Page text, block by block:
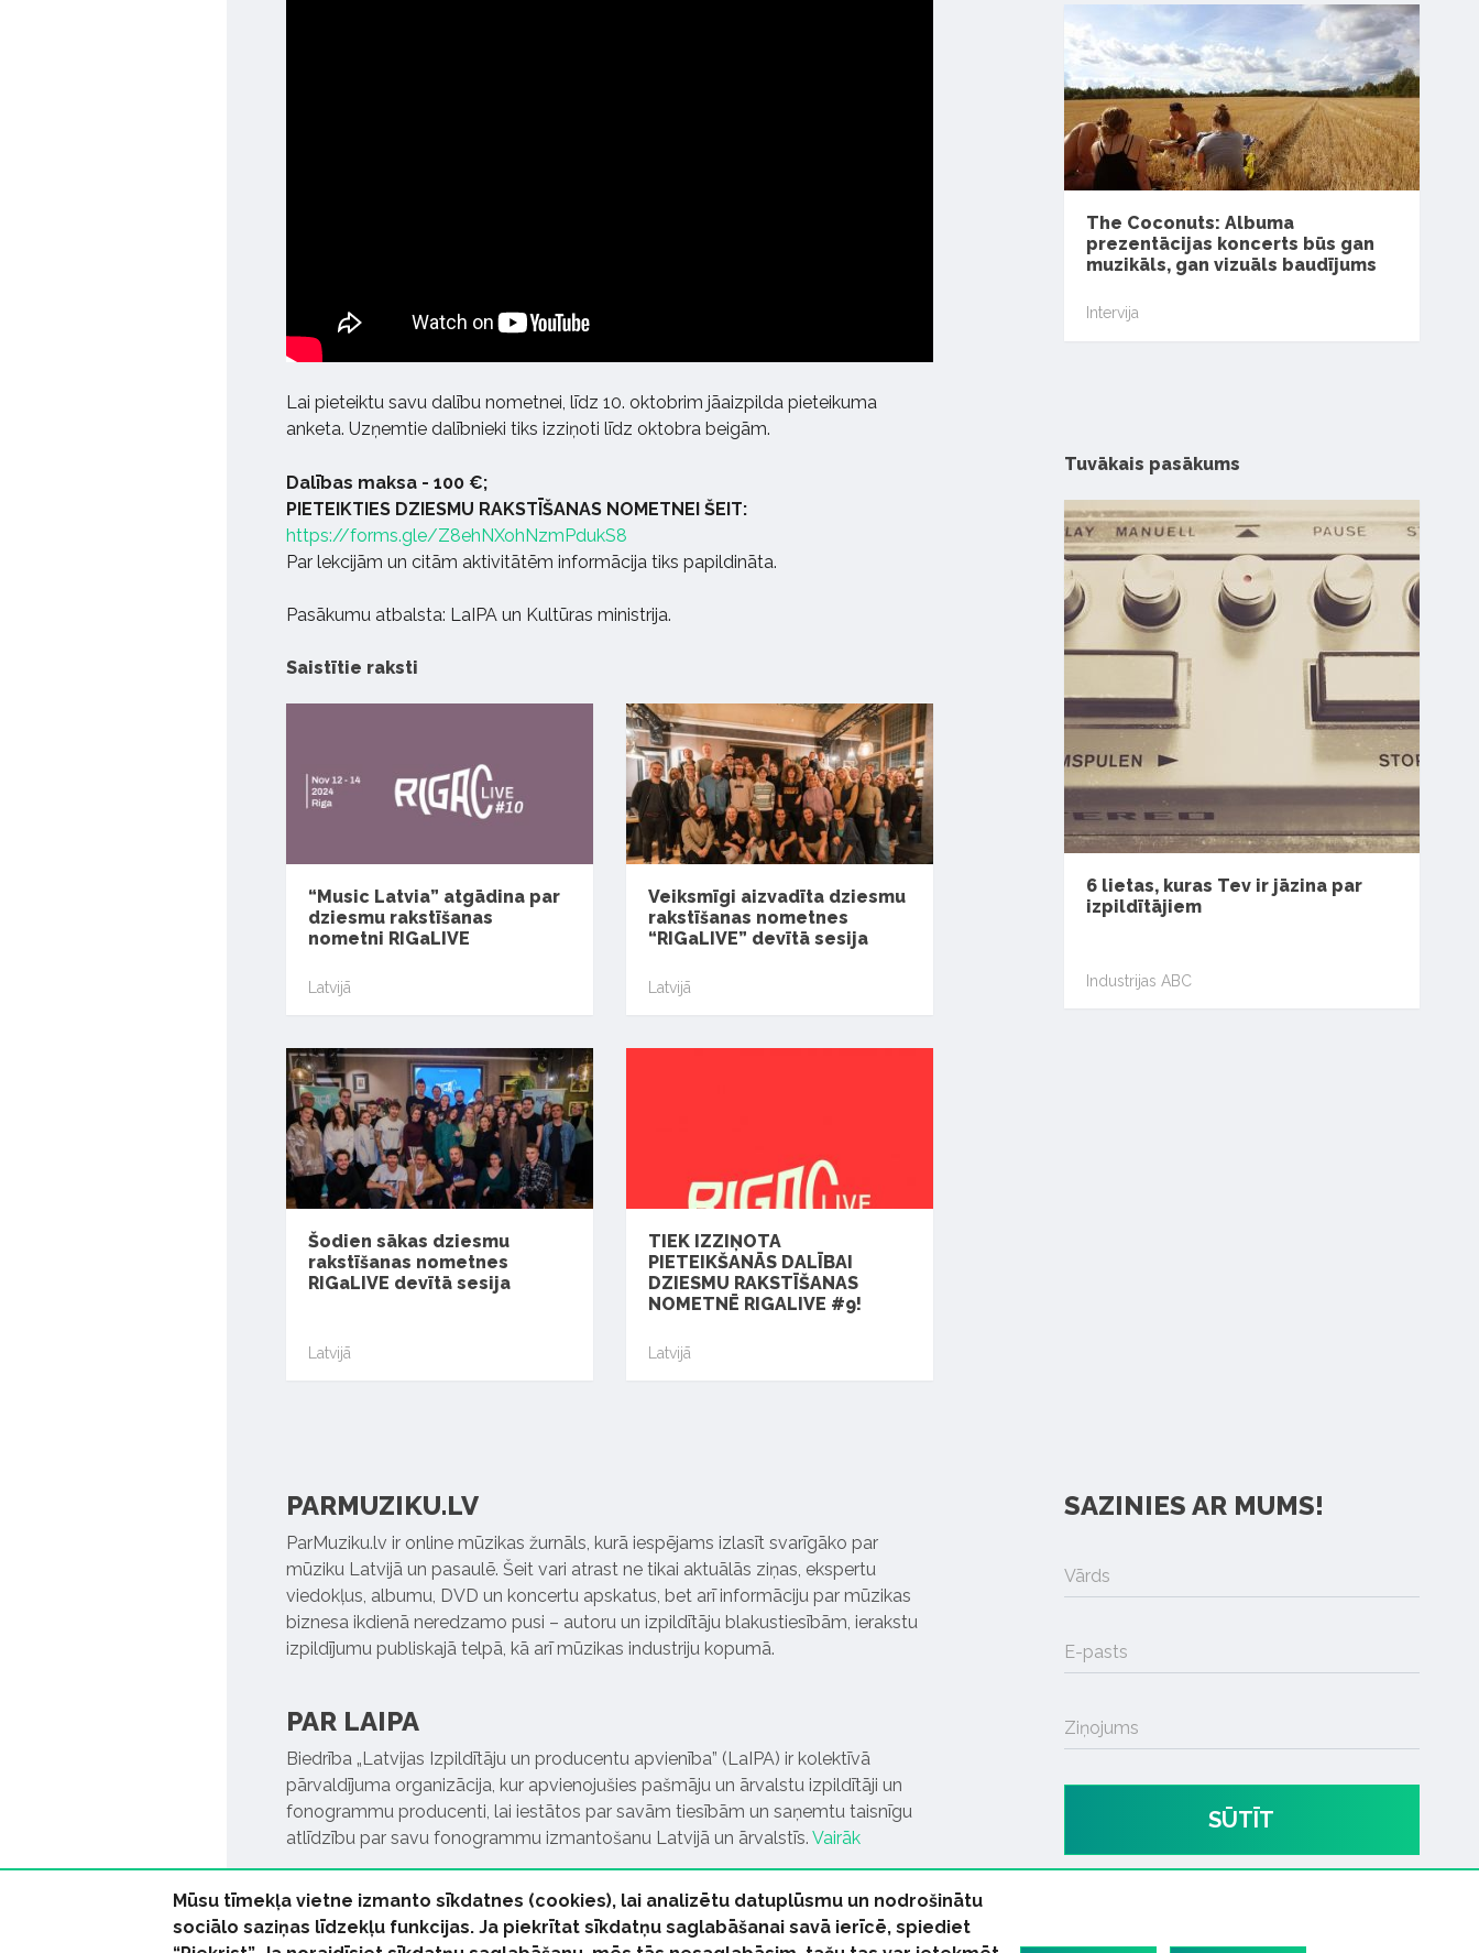
Lai pieteiktu savu dalību nometnei, līdz 10. oktobrim jāaizpilda pieteikuma
anketa. Uzņemtie dalībnieki tiks izziņoti līdz oktobra beigām.
Dalības maksa - 100 €;
PIETEIKTIES DZIESMU RAKSTĪŠANAS NOMETNEI ŠEIT:
https://forms.gle/Z8ehNXohNzmPdukS8
Par lekcijām un citām aktivitātēm informācija tiks papildināta.
Pasākumu atbalsta: LaIPA un Kultūras ministrija.
Saistītie raksti
“Music Latvia” atgādina par
dziesmu rakstīšanas
nometni RIGaLIVE
Latvijā
Veiksmīgi aizvadīta dziesmu
rakstīšanas nometnes
“RIGaLIVE” devītā sesija
Latvijā
Šodien sākas dziesmu
rakstīšanas nometnes
RIGaLIVE devītā sesija
Latvijā
TIEK IZZIŅOTA
PIETEIKŠANĀS DALĪBAI
DZIESMU RAKSTĪŠANAS
NOMETNĒ RIGALIVE #9!
Latvijā
The Coconuts: Albuma
prezentācijas koncerts būs gan
muzikāls, gan vizuāls baudījums
Intervija
Tuvākais pasākums
6 lietas, kuras Tev ir jāzina par
izpildītājiem
Industrijas ABC
PARMUZIKU.LV
ParMuziku.lv ir online mūzikas žurnāls, kurā iespējams izlasīt svarīgāko par
mūziku Latvijā un pasaulē. Šeit vari atrast ne tikai aktuālās ziņas, ekspertu
viedokļus, albumu, DVD un koncertu apskatus, bet arī informāciju par mūzikas
biznesa ikdienā neredzamo pusi – autoru un izpildītāju blakustiesībām, ierakstu
izpildījumu publiskajā telpā, kā arī mūzikas industriju kopumā.
PAR LAIPA
Biedrība „Latvijas Izpildītāju un producentu apvienība” (LaIPA) ir kolektīvā
pārvaldījuma organizācija, kur apvienojušies pašmāju un ārvalstu izpildītāji un
fonogrammu producenti, lai iestātos par savām tiesībām un saņemtu taisnīgu
atlīdzību par savu fonogrammu izmantošanu Latvijā un ārvalstīs. Vairāk
SAZINIES AR MUMS!
Vārds
E-pasts
Ziņojums
SŪTĪT
Mūsu tīmekļa vietne izmanto sīkdatnes (cookies), lai analizētu datuplūsmu un nodrošinātu
sociālo saziņas līdzekļu funkcijas. Ja piekrītat sīkdatņu saglabāšanai savā ierīcē, spiediet